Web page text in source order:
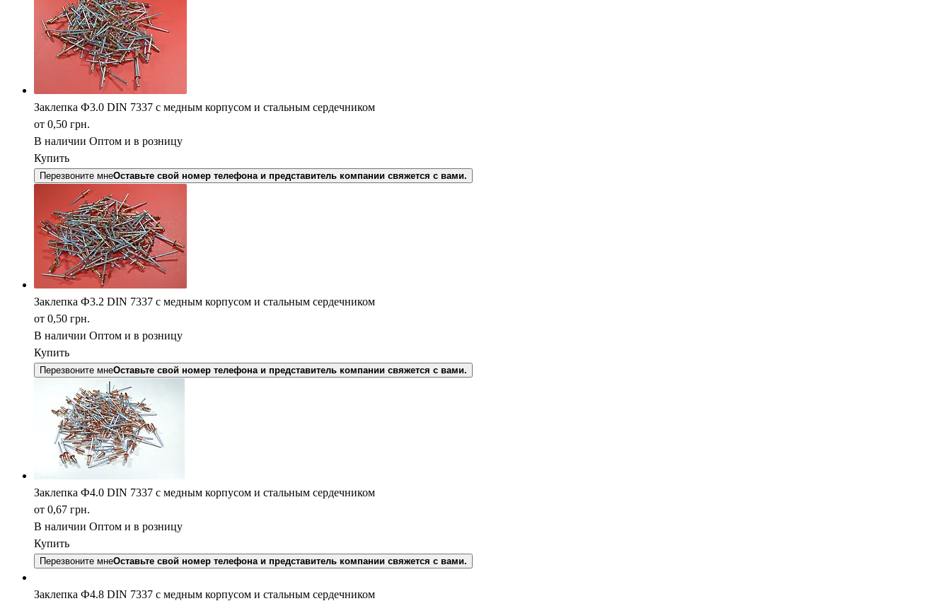
Заклепка Ф3.0 DIN 7337 с медным корпусом и стальным сердечником
от 0,50 грн.
В наличии Оптом и в розницу
Купить
Перезвоните мнеОставьте свой номер телефона и представитель компании свяжется с вами.
Заклепка Ф3.2 DIN 7337 с медным корпусом и стальным сердечником
от 0,50 грн.
В наличии Оптом и в розницу
Купить
Перезвоните мнеОставьте свой номер телефона и представитель компании свяжется с вами.
Заклепка Ф4.0 DIN 7337 с медным корпусом и стальным сердечником
от 0,67 грн.
В наличии Оптом и в розницу
Купить
Перезвоните мнеОставьте свой номер телефона и представитель компании свяжется с вами.
Заклепка Ф4.8 DIN 7337 с медным корпусом и стальным сердечником